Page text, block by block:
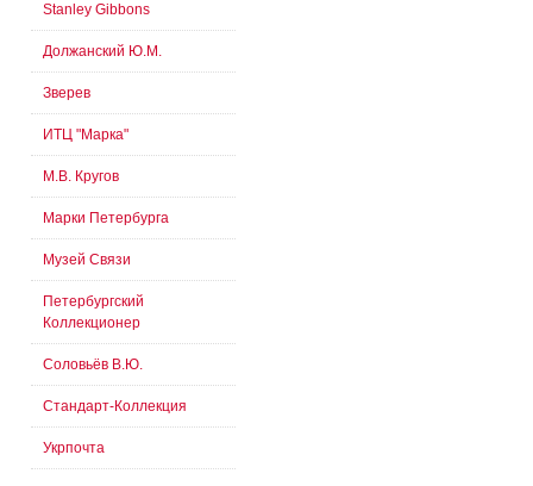
Stanley Gibbons
Должанский Ю.М.
Зверев
ИТЦ "Марка"
М.В. Кругов
Марки Петербурга
Музей Связи
Петербургский
Коллекционер
Соловьёв В.Ю.
Стандарт-Коллекция
Укрпочта